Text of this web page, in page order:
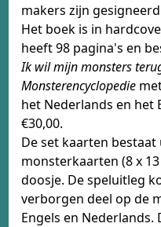
makers zijn
Het boek is in
heeft 98 pagina's en
Ik wil mijn monsters
Monsterencyclopedie
het Nederlands en het
€30,00.
De set kaarten bestaat
monsterkaarten (8 x
doosje. De speluitleg
verborgen deel op de
Engels en Nederlands.